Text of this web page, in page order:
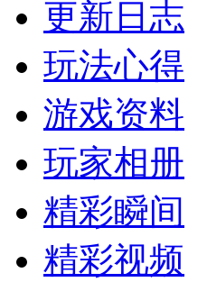
更新日志
玩法心得
游戏资料
玩家相册
精彩瞬间
精彩视频